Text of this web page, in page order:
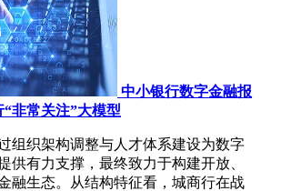
中小银行数字金融报
非常关注”大模型
组织架构调整与人才体系建设为数字
供有力支撑，最终致力于构建开放、
融生态。从结构特征看，城商行在战